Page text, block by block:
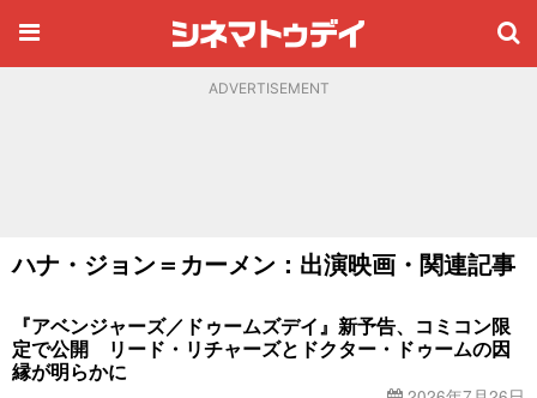
ADVERTISEMENT
ハナ・ジョン＝カーメン：出演映画・関連記事
『アベンジャーズ／ドゥームズデイ』新予告、コミコン限
定で公開 リード・リチャーズとドクター・ドゥームの因
縁が明らかに